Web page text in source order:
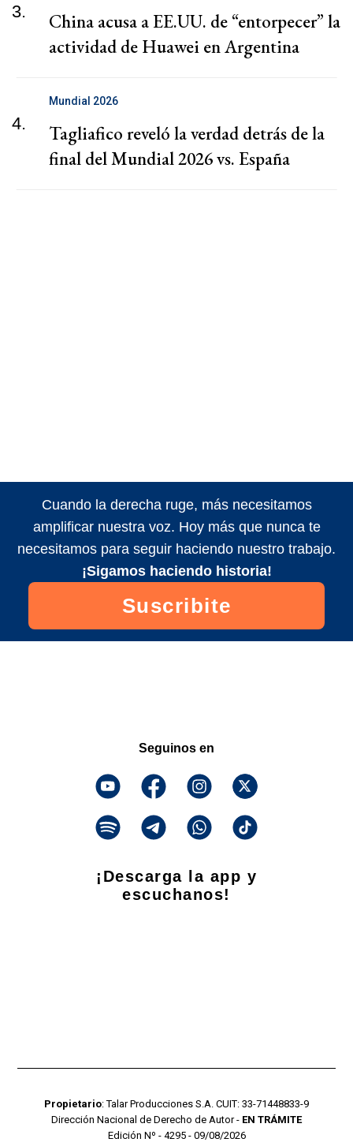
3.
China acusa a EE.UU. de “entorpecer” la
actividad de Huawei en Argentina
4.
Mundial 2026
Tagliafico reveló la verdad detrás de la
final del Mundial 2026 vs. España
Cuando la derecha ruge, más necesitamos
amplificar nuestra voz. Hoy más que nunca te
necesitamos para seguir haciendo nuestro trabajo.
¡Sigamos haciendo historia!
Suscribite
Seguinos en
¡Descarga la app y
escuchanos!
Propietario: Talar Producciones S.A. CUIT: 33-71448833-9
Dirección Nacional de Derecho de Autor - EN TRÁMITE
Edición Nº - 4295 - 09/08/2026